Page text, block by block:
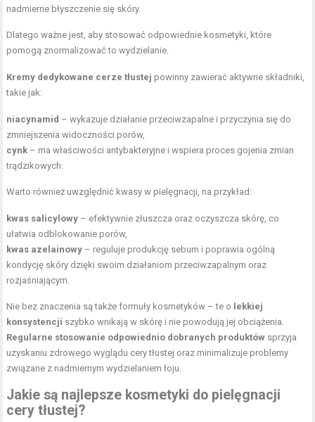
nadmierne błyszczenie się skóry.
Dlatego ważne jest, aby stosować odpowiednie kosmetyki, które
pomogą znormalizować to wydzielanie.
Kremy dedykowane cerze tłustej powinny zawierać aktywne składniki,
takie jak:
niacynamid – wykazuje działanie przeciwzapalne i przyczynia się do
zmniejszenia widoczności porów,
cynk – ma właściwości antybakteryjne i wspiera proces gojenia zmian
trądzikowych.
Warto również uwzględnić kwasy w pielęgnacji, na przykład:
kwas salicylowy – efektywnie złuszcza oraz oczyszcza skórę, co
ułatwia odblokowanie porów,
kwas azelainowy – reguluje produkcję sebum i poprawia ogólną
kondycję skóry dzięki swoim działaniom przeciwzapalnym oraz
rozjaśniającym.
Nie bez znaczenia są także formuły kosmetyków – te o lekkiej
konsystencji szybko wnikają w skórę i nie powodują jej obciążenia.
Regularne stosowanie odpowiednio dobranych produktów sprzyja
uzyskaniu zdrowego wyglądu cery tłustej oraz minimalizuje problemy
związane z nadmiernym wydzielaniem łoju.
Jakie są najlepsze kosmetyki do pielęgnacji
cery tłustej?